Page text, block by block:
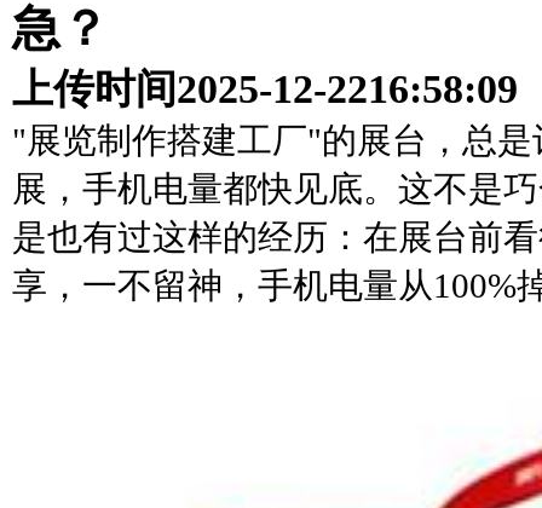
急？
上传时间2025-12-2216:58:09
"展览制作搭建工厂"的展台，总
展，手机电量都快见底。这不是
是也有过这样的经历：在展台前
享，一不留神，手机电量从